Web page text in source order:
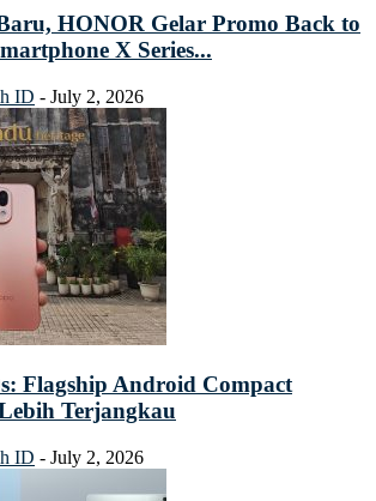
HONOR Gelar Promo Back to
X Series...
ID - July 2, 2026
Flagship Android Compact
Terjangkau
ID - July 2, 2026